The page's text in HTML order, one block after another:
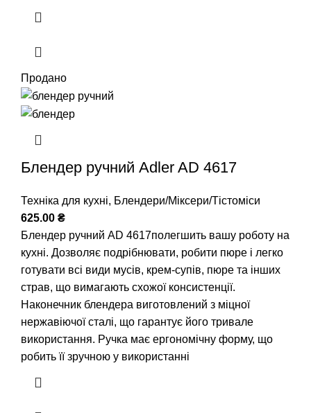
Продано
Блендер ручний Adler AD 4617
Техніка для кухні, Блендери/Міксери/Тістоміси
625.00 ₴
Блендер ручний AD 4617полегшить вашу роботу на
кухні. Дозволяє подрібнювати, робити пюре і легко
готувати всі види мусів, крем-супів, пюре та інших
страв, що вимагають схожої консистенції.
Наконечник блендера виготовлений з міцної
нержавіючої сталі, що гарантує його тривале
використання. Ручка має ергономічну форму, що
робить її зручною у використанні